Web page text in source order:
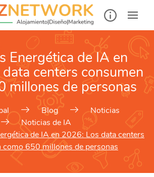
Energética de IA en
centers consumen
millones de personas
Blog
Noticias
Noticias de IA
de IA en 2026: Los data centers
como 650 millones de personas